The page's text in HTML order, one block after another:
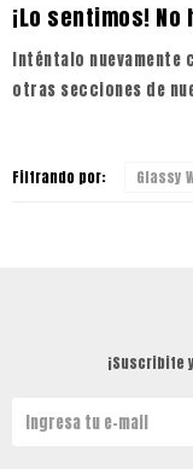
¡Lo sentimos!
Inténtalo
otras secciones de
Filtrando por: Glassy
¡Suscribite